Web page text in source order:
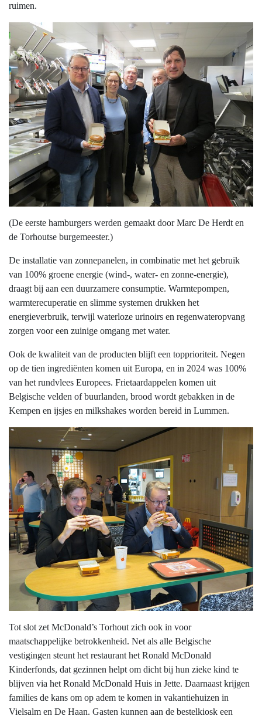
ruimen.
(De eerste hamburgers werden gemaakt door Marc De Herdt en
de Torhoutse burgemeester.)
De installatie van zonnepanelen, in combinatie met het gebruik
van 100% groene energie (wind-, water- en zonne-energie),
draagt bij aan een duurzamere consumptie. Warmtepompen,
warmterecuperatie en slimme systemen drukken het
energieverbruik, terwijl waterloze urinoirs en regenwateropvang
zorgen voor een zuinige omgang met water.
Ook de kwaliteit van de producten blijft een topprioriteit. Negen
op de tien ingrediënten komen uit Europa, en in 2024 was 100%
van het rundvlees Europees. Frietaardappelen komen uit
Belgische velden of buurlanden, brood wordt gebakken in de
Kempen en ijsjes en milkshakes worden bereid in Lummen.
Tot slot zet McDonald’s Torhout zich ook in voor
maatschappelijke betrokkenheid. Net als alle Belgische
vestigingen steunt het restaurant het Ronald McDonald
Kinderfonds, dat gezinnen helpt om dicht bij hun zieke kind te
blijven via het Ronald McDonald Huis in Jette. Daarnaast krijgen
families de kans om op adem te komen in vakantiehuizen in
Vielsalm en De Haan. Gasten kunnen aan de bestelkiosk een